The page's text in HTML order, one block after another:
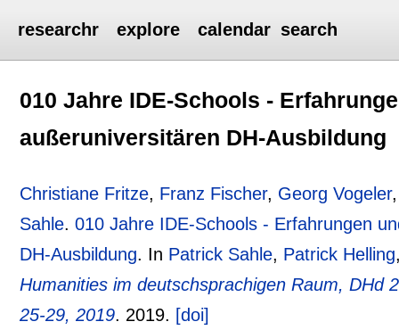
researchr explore calendar search
010 Jahre IDE-Schools -
außeruniversitären DH-Ausbildung
Christiane Fritze, Franz Fischer, Georg Vogeler
Sahle.010 Jahre IDE-Schools - Erfahrungen
DH-Ausbildung. In Patrick Sahle, Patrick Helling
Humanities im deutschsprachigen Raum, DHd
25-29, 2019. 2019. [doi]